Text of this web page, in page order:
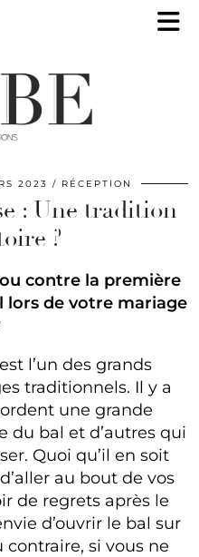
2023 RÉCEPTION
: Une tradition
?
contre la première
lors de votre mariage
l’un des grands
traditionnels. Il y a
une grande
du bal et d’autres qui
Quoi qu’il en soit
au bout de vos
de regrets après le
d’ouvrir le bal sur
contraire, si vous ne